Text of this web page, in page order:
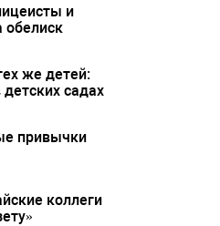
и
обелиск
же детей:
садах
привычки
коллеги